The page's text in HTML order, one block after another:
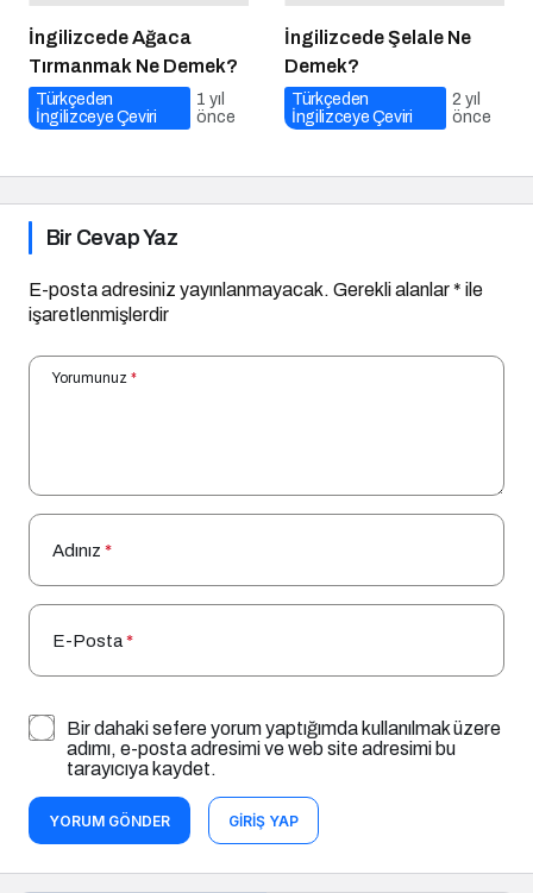
İngilizcede Ağaca
Tırmanmak Ne Demek?
Türkçeden
İngilizceye Çeviri
1 yıl
önce
İngilizcede Şelale Ne
Demek?
Türkçeden
İngilizceye Çeviri
2 yıl
önce
Bir Cevap Yaz
E-posta adresiniz yayınlanmayacak. Gerekli alanlar* ile
işaretlenmişlerdir
Yorumunuz *
Adınız *
E-Posta*
Bir dahaki sefere yorum yaptığımda kullanılmak üzere
adımı, e-posta adresimi ve web site adresimi bu
tarayıcıya kaydet.
YORUM GÖNDER GIRIŞ YAP